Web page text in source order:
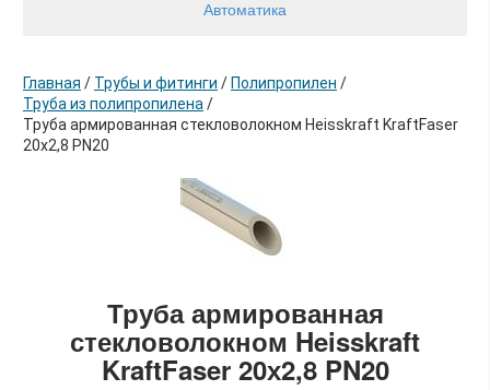
Автоматика
Главная / Трубы и фитинги / Полипропилен /
Труба из полипропилена/
Труба армированная стекловолокном Heisskraft KraftFaser
20х2,8 PN20
Труба армированная
стекловолокном Heisskraft
KraftFaser 20х2,8 PN20
в корзину